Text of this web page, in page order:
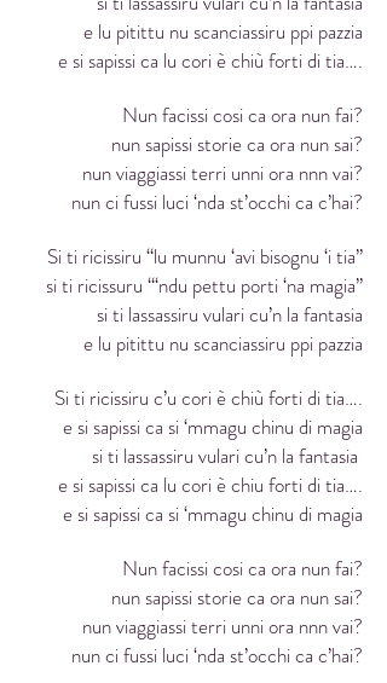
e lu pitittu nu scanciassiru ppi pazzia
e si sapissi ca lu cori è chiù forti di tia….
Nun facissi cosi ca ora nun fai?
nun sapissi storie ca ora nun sai?
nun viaggiassi terri unni ora nnn vai?
nun ci fussi luci ‘nda st’occhi ca c’hai?
Si ti ricissiru “lu munnu ‘avi bisognu ‘i tia”
si ti ricissuru “‘ndu pettu porti ‘na magia”
si ti lassassiru vulari cu’n la fantasia
e lu pitittu nu scanciassiru ppi pazzia
Si ti ricissiru c’u cori è chiù forti di tia….
e si sapissi ca si ‘mmagu chinu di magia
si ti lassassiru vulari cu’n la fantasia
e si sapissi ca lu cori è chiu forti di tia….
e si sapissi ca si ‘mmagu chinu di magia
Nun facissi cosi ca ora nun fai?
nun sapissi storie ca ora nun sai?
nun viaggiassi terri unni ora nnn vai?
nun ci fussi luci ‘nda st’occhi ca c’hai?